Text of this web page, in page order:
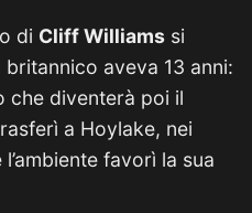
di Cliff Williams si
aveva 13 anni:
che diventerà poi il
a Hoylake, nei
favorì la sua